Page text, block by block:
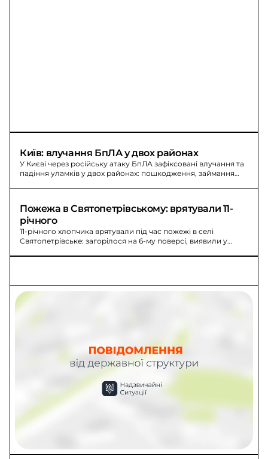
Київ: влучання БпЛА у двох районах
У Києві через російську атаку БпЛА зафіксовані влучання та
падіння уламків у двох районах: пошкодження, займання
Пожежа в Святопетрівському: врятували 11-
річного
11-річного хлопчика врятували під час пожежі в селі
Святопетрівське: загорілося на 6-му поверсі, виявили у